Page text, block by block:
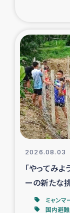
レバノ
レバ
レバノン
2026.08.03
「やってみ
ーの新たな
ミャンマ
国内避